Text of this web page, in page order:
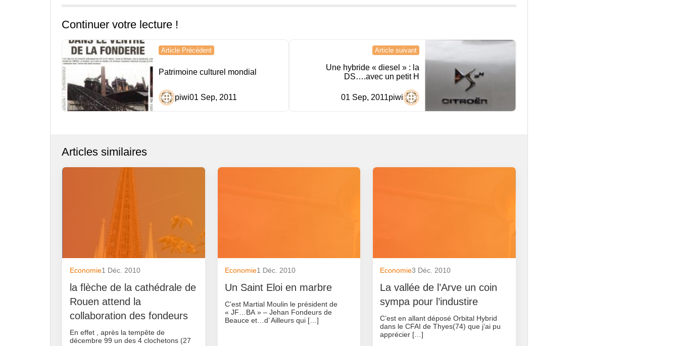
Continuer votre lecture !
Navigation
de
l’article
Article Précédent
Patrimoine culturel mondial
piwi01 Sep, 2011
Article suivant
Une hybride « diesel » : la
DS….avec un petit H
piwi
01 Sep, 2011
Articles similaires
Economie1 Déc. 2010
la flèche de la cathédrale de
Rouen attend la
collaboration des fondeurs
En effet , après la tempête de
décembre 99 un des 4 clochetons (27
Economie1 Déc. 2010
Un Saint Eloi en marbre
C’est Martial Moulin le président de
« JF…BA » – Jehan Fondeurs de
Beauce et…d’ Ailleurs qui […]
Economie3 Déc. 2010
La vallée de l’Arve un coin
sympa pour l’industire
C’est en allant déposé Orbital Hybrid
dans le CFAI de Thyes(74) que j’ai pu
apprécier […]